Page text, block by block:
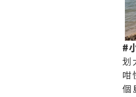
#
划
咁
個